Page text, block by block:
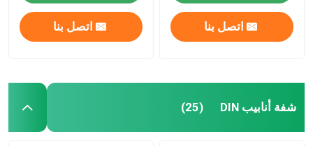
اتصل بنا اتصل بنا
شفة أنابيب DIN (25)